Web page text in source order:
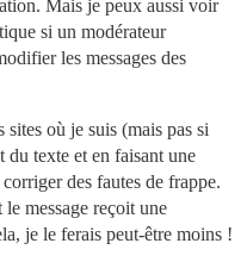
Mais je peux aussi voir
si un modérateur
les messages des
où je suis (mais pas si
du texte et en faisant une
des fautes de frappe.
message reçoit une
je le ferais peut-être moins !